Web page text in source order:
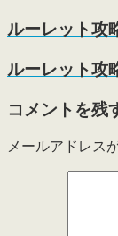
ルーレット攻
ルーレット攻
コメントを残
メールアドレス